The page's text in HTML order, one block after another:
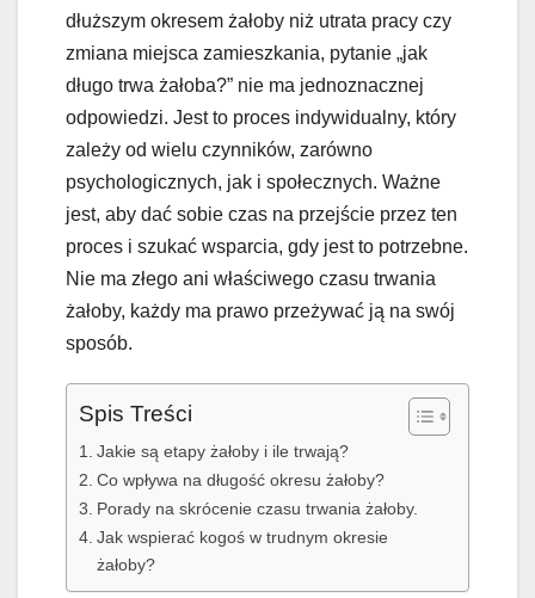
dłuższym okresem żałoby niż utrata pracy czy
zmiana miejsca zamieszkania, pytanie „jak
długo trwa żałoba?” nie ma jednoznacznej
odpowiedzi. Jest to proces indywidualny, który
zależy od wielu czynników, zarówno
psychologicznych, jak i społecznych. Ważne
jest, aby dać sobie czas na przejście przez ten
proces i szukać wsparcia, gdy jest to potrzebne.
Nie ma złego ani właściwego czasu trwania
żałoby, każdy ma prawo przeżywać ją na swój
sposób.
Spis Treści
Jakie są etapy żałoby i ile trwają?
Co wpływa na długość okresu żałoby?
Porady na skrócenie czasu trwania żałoby.
Jak wspierać kogoś w trudnym okresie
żałoby?